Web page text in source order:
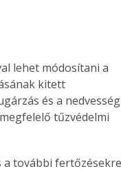
kitett
és a nedvesség
tűzvédelmi